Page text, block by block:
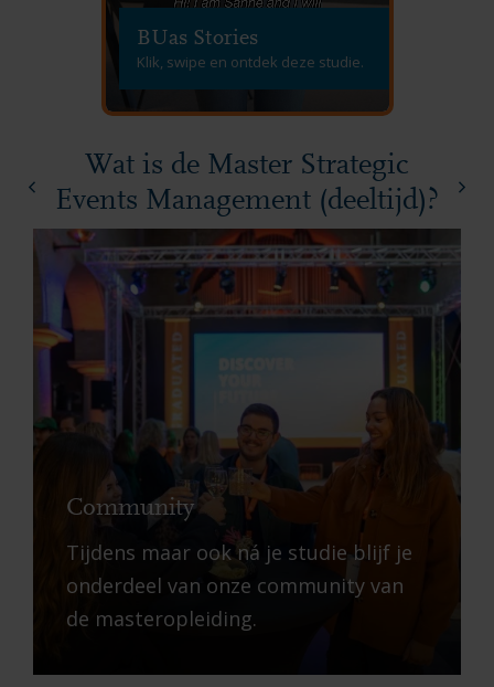
BUas Stories
Klik, swipe en ontdek deze studie.
Wat is de Master Strategic
Events Management (deeltijd)?
Community
Tijdens maar ook ná je studie blijf je
onderdeel van onze community van
de masteropleiding.